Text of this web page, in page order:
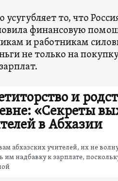
усугубляет то, что
финансовую
и работникам
не только на
и
«Секреты
в Абхазии
абхазских учителей, их не
им надбавку к зарплате,